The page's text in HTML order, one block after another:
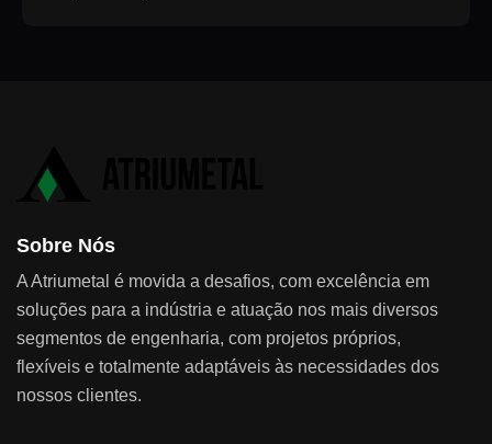
Sobre Nós
A Atriumetal é movida a desafios, com excelência em
soluções para a indústria e atuação nos mais diversos
segmentos de engenharia, com projetos próprios,
flexíveis e totalmente adaptáveis às necessidades dos
nossos clientes.